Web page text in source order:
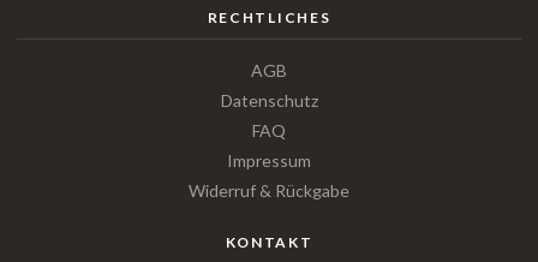
RECHTLICHES
AGB
Datenschutz
FAQ
Impressum
Widerruf & Rückgabe
KONTAKT